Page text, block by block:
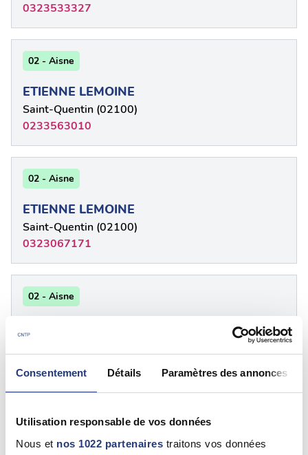
Consentement Détails Paramètres des annonces
Utilisation responsable de vos données
Nous et nos 1022 partenaires traitons vos données
0323533327
02 - Aisne
ETIENNE LEMOINE
Saint-Quentin (02100)
0233563010
02 - Aisne
ETIENNE LEMOINE
Saint-Quentin (02100)
0323067171
02 - Aisne
François-Xavier CATIMEL